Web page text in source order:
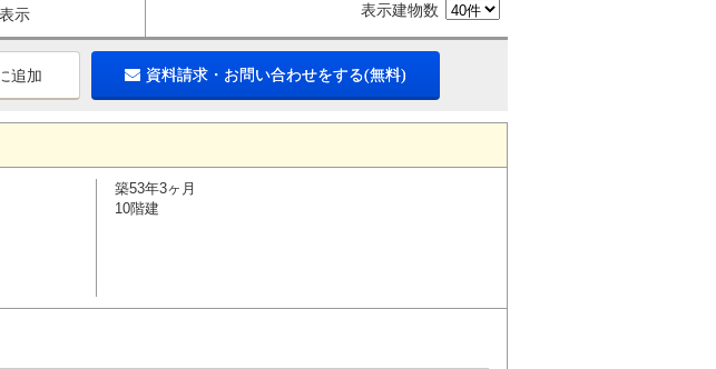
示 表示建物数
追加 資料請求・お問い合わせをする(無料)
築53年3ヶ月
10階建